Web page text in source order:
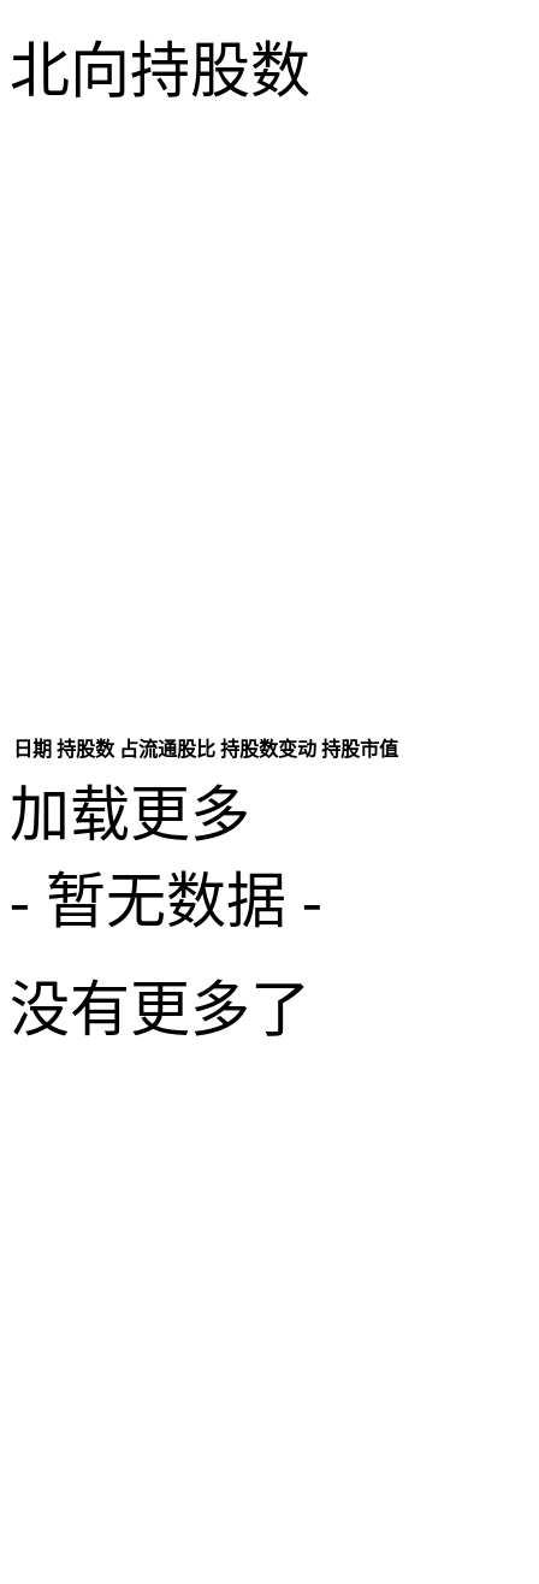
北向持股数
日期 持股数 占流通股比 持股数变动 持股市值
加载更多
- 暂无数据 -
没有更多了